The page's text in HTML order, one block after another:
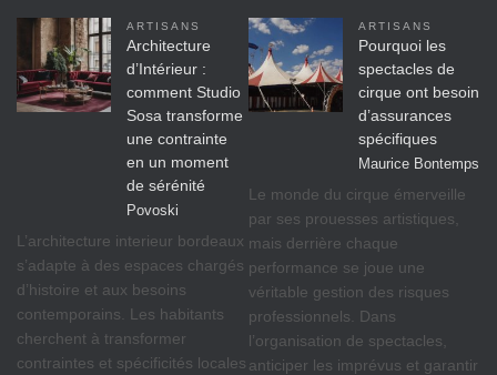
ARTISANS
Architecture
d’Intérieur :
comment Studio
Sosa transforme
une contrainte
en un moment
de sérénité
Povoski
L’architecture interieur bordeaux
s’adapte à des espaces chargés
d’histoire et aux besoins
contemporains. Les habitants
cherchent à transformer
contraintes et spécificités locales
ARTISANS
Pourquoi les
spectacles de
cirque ont besoin
d’assurances
spécifiques
Maurice Bontemps
Le monde du cirque émerveille
par ses prouesses artistiques,
mais derrière chaque
performance se joue une
véritable gestion des risques
professionnels. Dans
l’organisation de spectacles,
anticiper les imprévus et garantir